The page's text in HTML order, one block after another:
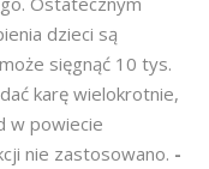
dzieci są
sięgnąć 10 tys.
karę wielokrotnie,
w powiecie
nie zastosowano. -